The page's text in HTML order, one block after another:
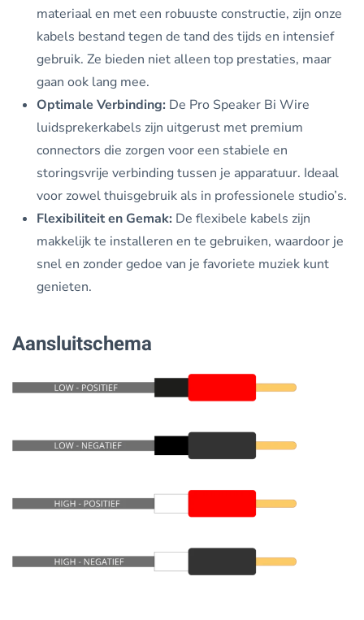
materiaal en met een robuuste constructie, zijn onze
kabels bestand tegen de tand des tijds en intensief
gebruik. Ze bieden niet alleen top prestaties, maar
gaan ook lang mee.
Optimale Verbinding: De Pro Speaker Bi Wire
luidsprekerkabels zijn uitgerust met premium
connectors die zorgen voor een stabiele en
storingsvrije verbinding tussen je apparatuur. Ideaal
voor zowel thuisgebruik als in professionele studio’s.
Flexibiliteit en Gemak: De flexibele kabels zijn
makkelijk te installeren en te gebruiken, waardoor je
snel en zonder gedoe van je favoriete muziek kunt
genieten.
Aansluitschema